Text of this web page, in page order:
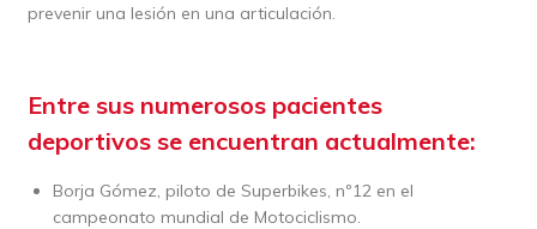
prevenir una lesión en una articulación.
Entre sus numerosos pacientes
deportivos se encuentran actualmente:
Borja Gómez, piloto de Superbikes, nº12 en el
campeonato mundial de Motociclismo.